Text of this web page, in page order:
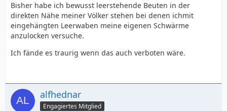
Bisher habe ich bewusst leerstehende Beuten in der
direkten Nähe meiner Völker stehen bei denen ichmit
eingehängten Leerwaben meine eigenen Schwärme
anzulocken versuche.
Ich fände es traurig wenn das auch verboten wäre.
alfhednar
Engagiertes Mitglied